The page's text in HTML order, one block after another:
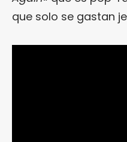
que solo se gastan